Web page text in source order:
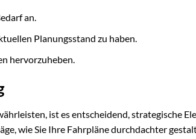
an.
Planungsstand zu haben.
hervorzuheben.
ist es entscheidend, strategische
wie Sie Ihre Fahrpläne durchdachter